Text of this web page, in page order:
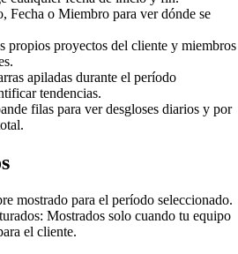
Fecha o Miembro para ver dónde se
propios proyectos del cliente y miembros
apiladas durante el período
tendencias.
filas para ver desgloses diarios y por
mostrado para el período seleccionado.
Mostrados solo cuando tu equipo
el cliente.